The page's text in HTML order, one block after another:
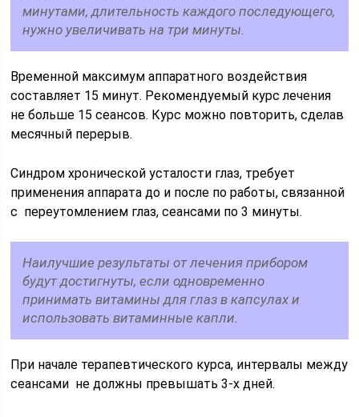
минутами, длительность каждого последующего,
нужно увеличивать на три минуты.
Временной максимум аппаратного воздействия
составляет 15 минут. Рекомендуемый курс лечения
не больше 15 сеансов. Курс можно повторить, сделав
месячный перерыв.
Синдром хронической усталости глаз, требует
применения аппарата до и после по работы, связанной
с переутомлением глаз, сеансами по 3 минуты.
Наилучшие результаты от лечения прибором
будут достигнуты, если одновременно
принимать витамины для глаз в капсулах и
использовать витаминные капли.
При начале терапевтического курса, интервалы между
сеансами не должны превышать 3-х дней.